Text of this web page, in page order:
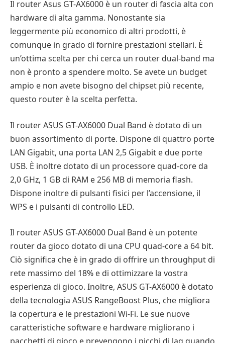
Il router Asus GT-AX6000 è un router di fascia alta con
hardware di alta gamma. Nonostante sia
leggermente più economico di altri prodotti, è
comunque in grado di fornire prestazioni stellari. È
un’ottima scelta per chi cerca un router dual-band ma
non è pronto a spendere molto. Se avete un budget
ampio e non avete bisogno del chipset più recente,
questo router è la scelta perfetta.
Il router ASUS GT-AX6000 Dual Band è dotato di un
buon assortimento di porte. Dispone di quattro porte
LAN Gigabit, una porta LAN 2,5 Gigabit e due porte
USB. È inoltre dotato di un processore quad-core da
2,0 GHz, 1 GB di RAM e 256 MB di memoria flash.
Dispone inoltre di pulsanti fisici per l’accensione, il
WPS e i pulsanti di controllo LED.
Il router ASUS GT-AX6000 Dual Band è un potente
router da gioco dotato di una CPU quad-core a 64 bit.
Ciò significa che è in grado di offrire un throughput di
rete massimo del 18% e di ottimizzare la vostra
esperienza di gioco. Inoltre, ASUS GT-AX6000 è dotato
della tecnologia ASUS RangeBoost Plus, che migliora
la copertura e le prestazioni Wi-Fi. Le sue nuove
caratteristiche software e hardware migliorano i